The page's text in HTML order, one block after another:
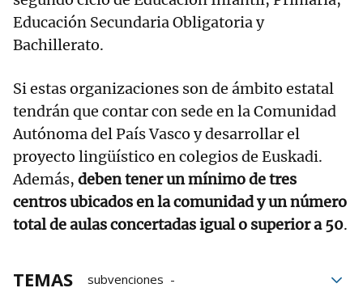
Educación Secundaria Obligatoria y
Bachillerato.
Si estas organizaciones son de ámbito estatal
tendrán que contar con sede en la Comunidad
Autónoma del País Vasco y desarrollar el
proyecto lingüístico en colegios de Euskadi.
Además, deben tener un mínimo de tres
centros ubicados en la comunidad y un número
total de aulas concertadas igual o superior a 50.
TEMAS
subvenciones